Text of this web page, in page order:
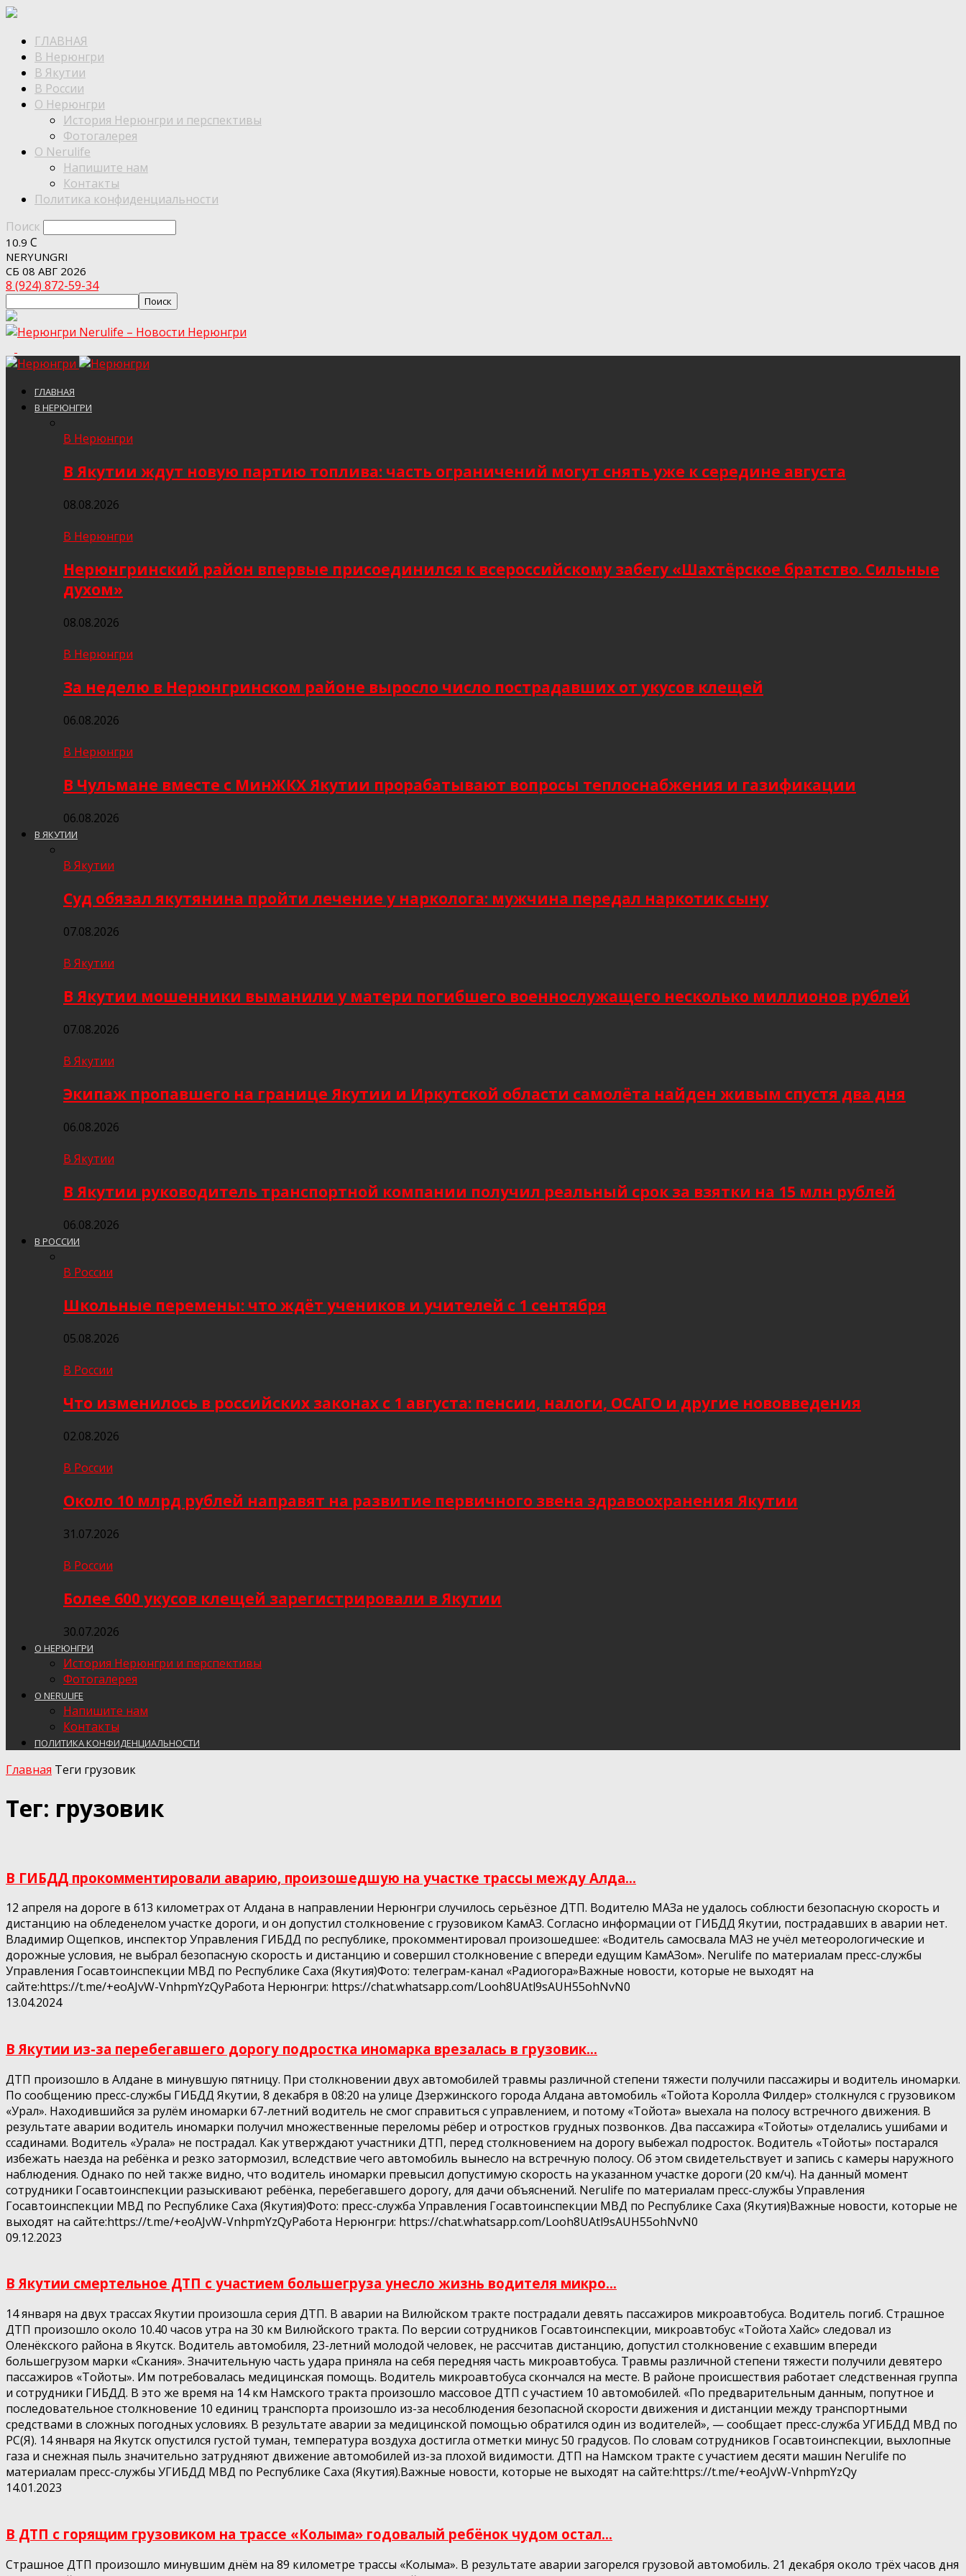
ГЛАВНАЯ
В Нерюнгри
В Якутии
В России
О Нерюнгри
История Нерюнгри и перспективы
Фотогалерея
О Nerulife
Напишите нам
Контакты
Политика конфиденциальности
Поиск
10.9 C
NERYUNGRI
СБ 08 АВГ 2026
8 (924) 872-59-34
Nerulife – Новости Нерюнгри
ГЛАВНАЯ
В НЕРЮНГРИ
В Нерюнгри
В Якутии ждут новую партию топлива: часть ограничений могут снять уже к середине августа
08.08.2026
В Нерюнгри
Нерюнгринский район впервые присоединился к всероссийскому забегу «Шахтёрское братство. Сильные
духом»
08.08.2026
В Нерюнгри
За неделю в Нерюнгринском районе выросло число пострадавших от укусов клещей
06.08.2026
В Нерюнгри
В Чульмане вместе с МинЖКХ Якутии прорабатывают вопросы теплоснабжения и газификации
06.08.2026
В ЯКУТИИ
В Якутии
Суд обязал якутянина пройти лечение у нарколога: мужчина передал наркотик сыну
07.08.2026
В Якутии
В Якутии мошенники выманили у матери погибшего военнослужащего несколько миллионов рублей
07.08.2026
В Якутии
Экипаж пропавшего на границе Якутии и Иркутской области самолёта найден живым спустя два дня
06.08.2026
В Якутии
В Якутии руководитель транспортной компании получил реальный срок за взятки на 15 млн рублей
06.08.2026
В РОССИИ
В России
Школьные перемены: что ждёт учеников и учителей с 1 сентября
05.08.2026
В России
Что изменилось в российских законах с 1 августа: пенсии, налоги, ОСАГО и другие нововведения
02.08.2026
В России
Около 10 млрд рублей направят на развитие первичного звена здравоохранения Якутии
31.07.2026
В России
Более 600 укусов клещей зарегистрировали в Якутии
30.07.2026
О НЕРЮНГРИ
История Нерюнгри и перспективы
Фотогалерея
О NERULIFE
Напишите нам
Контакты
ПОЛИТИКА КОНФИДЕНЦИАЛЬНОСТИ
Главная Теги грузовик
Тег: грузовик
В ГИБДД прокомментировали аварию, произошедшую на участке трассы между Алда...
12 апреля на дороге в 613 километрах от Алдана в направлении Нерюнгри случилось серьёзное ДТП. Водителю МАЗа не удалось соблюсти безопасную скорость и
дистанцию на обледенелом участке дороги, и он допустил столкновение с грузовиком КамАЗ. Согласно информации от ГИБДД Якутии, пострадавших в аварии нет.
Владимир Ощепков, инспектор Управления ГИБДД по республике, прокомментировал произошедшее: «Водитель самосвала МАЗ не учёл метеорологические и
дорожные условия, не выбрал безопасную скорость и дистанцию и совершил столкновение с впереди едущим КамАЗом». Nerulife по материалам пресс-службы
Управления Госавтоинспекции МВД по Республике Саха (Якутия)Фото: телеграм-канал «Радиогора»Важные новости, которые не выходят на
сайте:https://t.me/+eoAJvW-VnhpmYzQyРабота Нерюнгри: https://chat.whatsapp.com/Looh8UAtl9sAUH55ohNvN0
13.04.2024
В Якутии из-за перебегавшего дорогу подростка иномарка врезалась в грузовик...
ДТП произошло в Алдане в минувшую пятницу. При столкновении двух автомобилей травмы различной степени тяжести получили пассажиры и водитель иномарки.
По сообщению пресс-службы ГИБДД Якутии, 8 декабря в 08:20 на улице Дзержинского города Алдана автомобиль «Тойота Королла Филдер» столкнулся с грузовиком
«Урал». Находившийся за рулём иномарки 67-летний водитель не смог справиться с управлением, и потому «Тойота» выехала на полосу встречного движения. В
результате аварии водитель иномарки получил множественные переломы рёбер и отростков грудных позвонков. Два пассажира «Тойоты» отделались ушибами и
ссадинами. Водитель «Урала» не пострадал. Как утверждают участники ДТП, перед столкновением на дорогу выбежал подросток. Водитель «Тойоты» постарался
избежать наезда на ребёнка и резко затормозил, вследствие чего автомобиль вынесло на встречную полосу. Об этом свидетельствует и запись с камеры наружного
наблюдения. Однако по ней также видно, что водитель иномарки превысил допустимую скорость на указанном участке дороги (20 км/ч). На данный момент
сотрудники Госавтоинспекции разыскивают ребёнка, перебегавшего дорогу, для дачи объяснений. Nerulife по материалам пресс-службы Управления
Госавтоинспекции МВД по Республике Саха (Якутия)Фото: пресс-служба Управления Госавтоинспекции МВД по Республике Саха (Якутия)Важные новости, которые не
выходят на сайте:https://t.me/+eoAJvW-VnhpmYzQyРабота Нерюнгри: https://chat.whatsapp.com/Looh8UAtl9sAUH55ohNvN0
09.12.2023
В Якутии смертельное ДТП с участием большегруза унесло жизнь водителя микро...
14 января на двух трассах Якутии произошла серия ДТП. В аварии на Вилюйском тракте пострадали девять пассажиров микроавтобуса. Водитель погиб. Страшное
ДТП произошло около 10.40 часов утра на 30 км Вилюйского тракта. По версии сотрудников Госавтоинспекции, микроавтобус «Тойота Хайс» следовал из
Оленёкского района в Якутск. Водитель автомобиля, 23-летний молодой человек, не рассчитав дистанцию, допустил столкновение с ехавшим впереди
большегрузом марки «Скания». Значительную часть удара приняла на себя передняя часть микроавтобуса. Травмы различной степени тяжести получили девятеро
пассажиров «Тойоты». Им потребовалась медицинская помощь. Водитель микроавтобуса скончался на месте. В районе происшествия работает следственная группа
и сотрудники ГИБДД. В это же время на 14 км Намского тракта произошло массовое ДТП с участием 10 автомобилей. «По предварительным данным, попутное и
последовательное столкновение 10 единиц транспорта произошло из-за несоблюдения безопасной скорости движения и дистанции между транспортными
средствами в сложных погодных условиях. В результате аварии за медицинской помощью обратился один из водителей», — сообщает пресс-служба УГИБДД МВД по
РС(Я). 14 января на Якутск опустился густой туман, температура воздуха достигла отметки минус 50 градусов. По словам сотрудников Госавтоинспекции, выхлопные
газа и снежная пыль значительно затрудняют движение автомобилей из-за плохой видимости. ДТП на Намском тракте с участием десяти машин Nerulife по
материалам пресс-службы УГИБДД МВД по Республике Саха (Якутия).Важные новости, которые не выходят на сайте:https://t.me/+eoAJvW-VnhpmYzQy
14.01.2023
В ДТП с горящим грузовиком на трассе «Колыма» годовалый ребёнок чудом остал...
Страшное ДТП произошло минувшим днём на 89 километре трассы «Колыма». В результате аварии загорелся грузовой автомобиль. 21 декабря около трёх часов дня